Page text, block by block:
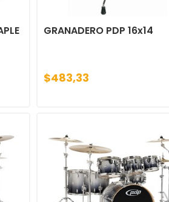
GRANADERO PDP 16x14
$483,33